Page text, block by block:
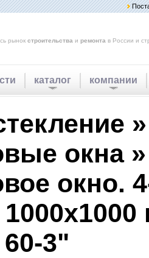
рынок строительства и ремонта в России и
каталог компании
»
окна »
окно.
3"